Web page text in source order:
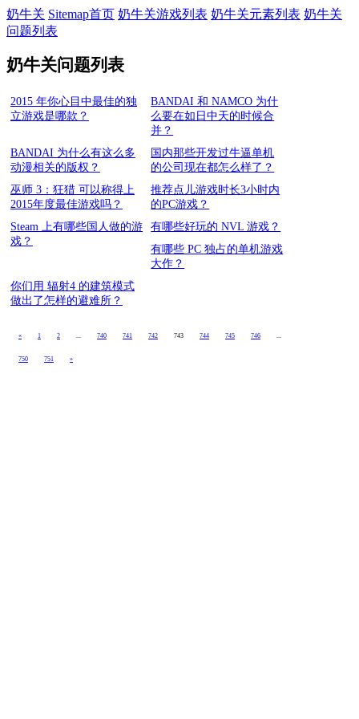
奶牛关 Sitemap首页 奶牛关游戏列表 奶牛关元素列表 奶牛关
问题列表
奶牛关问题列表
2015 年你心目中最佳的独
立游戏是哪款？
BANDAI 和 NAMCO 为什
么要在如日中天的时候合
并？
BANDAI 为什么有这么多
动漫相关的版权？
国内那些开发过牛逼单机
的公司现在都怎么样了？
巫师 3：狂猎 可以称得上
2015年度最佳游戏吗？
推荐点儿游戏时长3小时内
的PC游戏？
Steam 上有哪些国人做的游
戏？
有哪些好玩的 NVL 游戏？
有哪些 PC 独占的单机游戏
大作？
你们用 辐射4 的建筑模式
做出了怎样的避难所？
« 1 2 ... 740 741 742 743 744 745 746 ...
750 751 »